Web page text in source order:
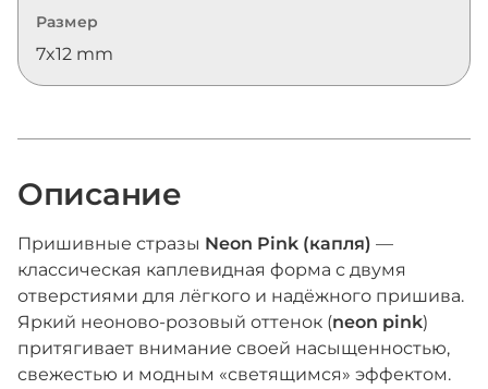
Размер
7x12 mm
Описание
Пришивные стразы Neon Pink (капля) —
классическая каплевидная форма с двумя
отверстиями для лёгкого и надёжного пришива.
Яркий неоново-розовый оттенок (neon pink)
притягивает внимание своей насыщенностью,
свежестью и модным «светящимся» эффектом.